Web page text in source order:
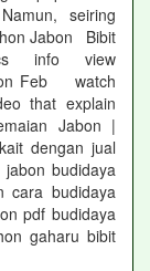
seiring
Jabon Bibit
info view
Feb watch
that explain
Jabon |
dengan jual
budidaya
cara budidaya
pdf budidaya
gaharu bibit